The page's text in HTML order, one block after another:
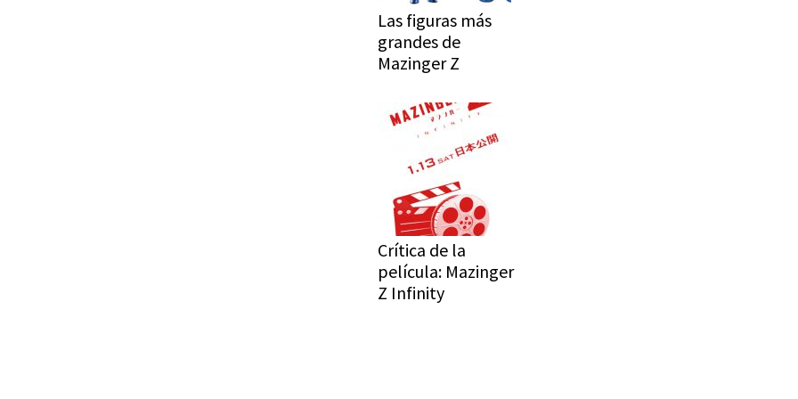
Las figuras más
grandes de
Mazinger Z
Crítica de la
película: Mazinger
Z Infinity